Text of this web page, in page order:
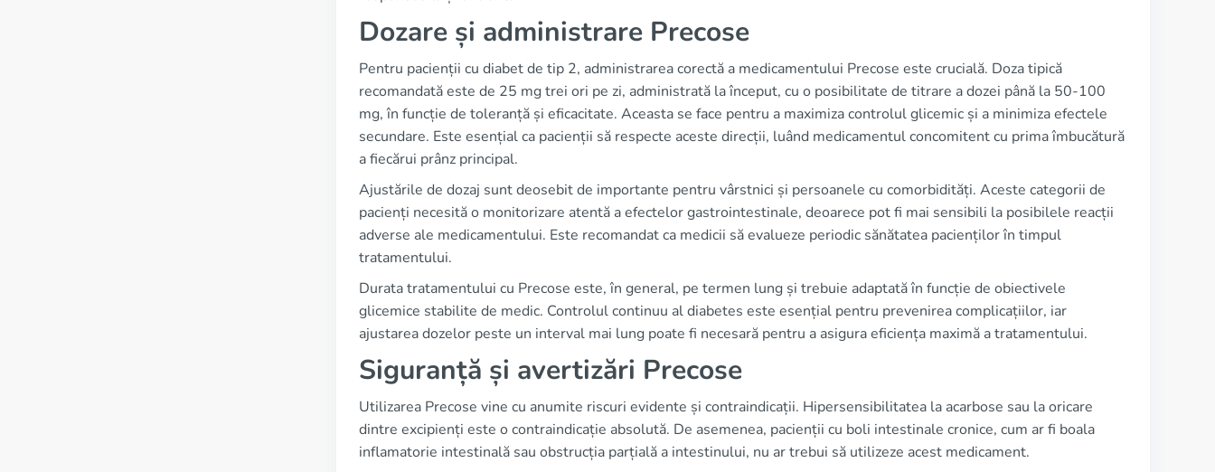
Dozare și administrare Precose
Pentru pacienții cu diabet de tip 2, administrarea corectă a medicamentului Precose este crucială. Doza tipică
recomandată este de 25 mg trei ori pe zi, administrată la început, cu o posibilitate de titrare a dozei până la 50-100
mg, în funcție de toleranță și eficacitate. Aceasta se face pentru a maximiza controlul glicemic și a minimiza efectele
secundare. Este esențial ca pacienții să respecte aceste direcții, luând medicamentul concomitent cu prima îmbucătură
a fiecărui prânz principal.
Ajustările de dozaj sunt deosebit de importante pentru vârstnici și persoanele cu comorbidități. Aceste categorii de
pacienți necesită o monitorizare atentă a efectelor gastrointestinale, deoarece pot fi mai sensibili la posibilele reacții
adverse ale medicamentului. Este recomandat ca medicii să evalueze periodic sănătatea pacienților în timpul
tratamentului.
Durata tratamentului cu Precose este, în general, pe termen lung și trebuie adaptată în funcție de obiectivele
glicemice stabilite de medic. Controlul continuu al diabetes este esențial pentru prevenirea complicațiilor, iar
ajustarea dozelor peste un interval mai lung poate fi necesară pentru a asigura eficiența maximă a tratamentului.
Siguranță și avertizări Precose
Utilizarea Precose vine cu anumite riscuri evidente și contraindicații. Hipersensibilitatea la acarbose sau la oricare
dintre excipienți este o contraindicație absolută. De asemenea, pacienții cu boli intestinale cronice, cum ar fi boala
inflamatorie intestinală sau obstrucția parțială a intestinului, nu ar trebui să utilizeze acest medicament.